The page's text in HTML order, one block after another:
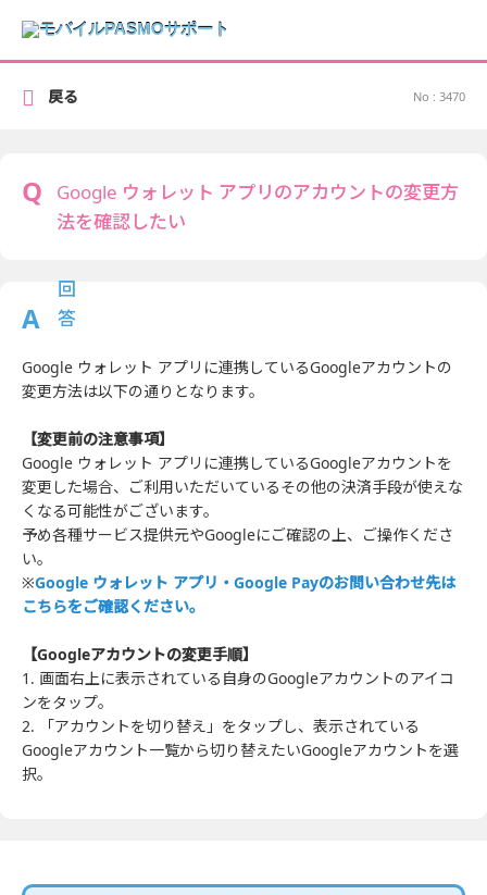
No : 3470
Google ウォレット アプリのアカウントの変更方
法を確認したい
Google ウォレット アプリに連携しているGoogleアカウントの
変更方法は以下の通りとなります。
【変更前の注意事項】
Google ウォレット アプリに連携しているGoogleアカウントを
変更した場合、ご利用いただいているその他の決済手段が使えな
くなる可能性がございます。
予め各種サービス提供元やGoogleにご確認の上、ご操作くださ
い。
※Google ウォレット アプリ・Google Payのお問い合わせ先は
こちらをご確認ください。
【Googleアカウントの変更手順】
1. 画面右上に表示されている自身のGoogleアカウントのアイコ
ンをタップ。
2. 「アカウントを切り替え」をタップし、表示されている
Googleアカウント一覧から切り替えたいGoogleアカウントを選
択。
戻る